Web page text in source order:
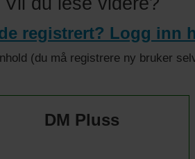
registrert? Logg inn
(du må registrere ny bruker
DM Pluss